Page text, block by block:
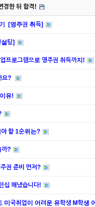
경한 뒤 합격!
[영주권 취득]
팅]
로그램으로 영주권 취득까지!
요?
유!
할 1순위는?
까?
권 준비 먼저?
십 해냈습니다!
국취업이 어려운 유학생 M학생